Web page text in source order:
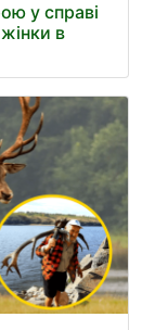
у справі
в